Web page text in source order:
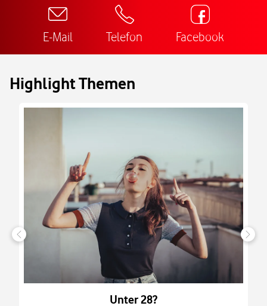
E-Mail Telefon Facebook
Highlight Themen
Unter 28?